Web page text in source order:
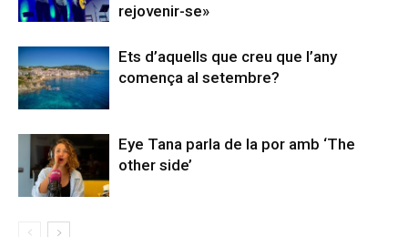
rejovenir-se»
Ets d’aquells que creu que l’any
comença al setembre?
Eye Tana parla de la por amb ‘The
other side’